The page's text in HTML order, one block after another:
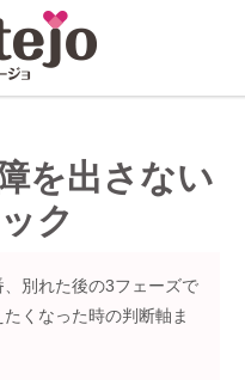
を出さない
ク
別れた後の3フェーズで
くなった時の判断軸ま